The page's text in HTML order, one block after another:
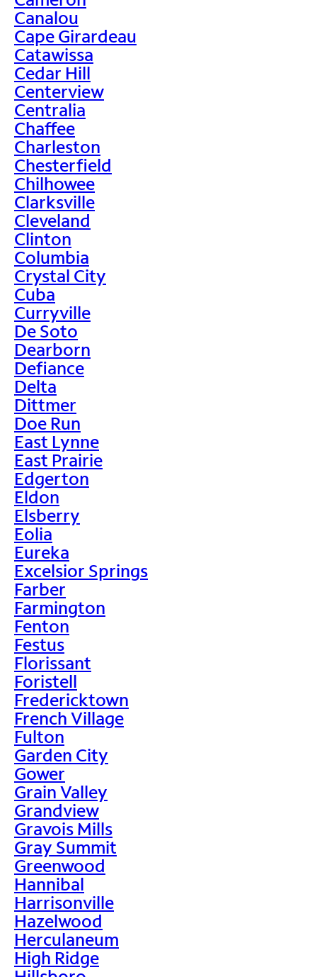
Canalou
Cape Girardeau
Catawissa
Cedar Hill
Centerview
Centralia
Chaffee
Charleston
Chesterfield
Chilhowee
Clarksville
Cleveland
Clinton
Columbia
Crystal City
Cuba
Curryville
De Soto
Dearborn
Defiance
Delta
Dittmer
Doe Run
East Lynne
East Prairie
Edgerton
Eldon
Elsberry
Eolia
Eureka
Excelsior Springs
Farber
Farmington
Fenton
Festus
Florissant
Foristell
Fredericktown
French Village
Fulton
Garden City
Gower
Grain Valley
Grandview
Gravois Mills
Gray Summit
Greenwood
Hannibal
Harrisonville
Hazelwood
Herculaneum
High Ridge